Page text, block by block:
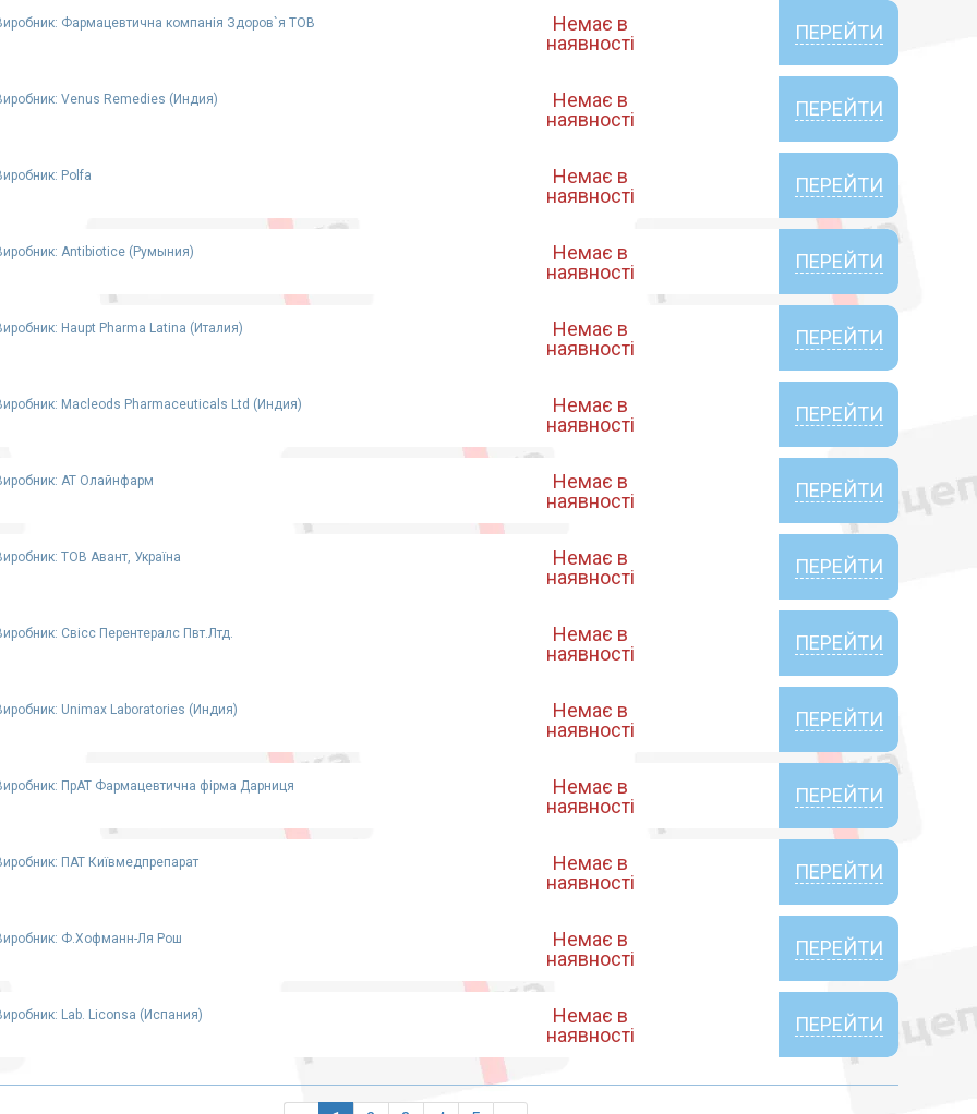
Фармацевтична компанія Здоров`я ТОВ
Немає в
наявності
ПЕРЕЙТИ
Venus Remedies (Индия)
Немає в
наявності
ПЕРЕЙТИ
Polfa
Немає в
наявності
ПЕРЕЙТИ
Antibiotice (Румыния)
Немає в
наявності
ПЕРЕЙТИ
Haupt Pharma Latina (Италия)
Немає в
наявності
ПЕРЕЙТИ
Macleods Pharmaceuticals Ltd (Индия)
Немає в
наявності
ПЕРЕЙТИ
АТ Олайнфарм
Немає в
наявності
ПЕРЕЙТИ
ТОВ Авант, Україна
Немає в
наявності
ПЕРЕЙТИ
Свісс Перентералс Пвт.Лтд.
Немає в
наявності
ПЕРЕЙТИ
Unimax Laboratories (Индия)
Немає в
наявності
ПЕРЕЙТИ
ПрАТ Фармацевтична фірма Дарниця
Немає в
наявності
ПЕРЕЙТИ
ПАТ Київмедпрепарат
Немає в
наявності
ПЕРЕЙТИ
Ф.Хофманн-Ля Рош
Немає в
наявності
ПЕРЕЙТИ
Lab. Liconsa (Испания)
Немає в
наявності
ПЕРЕЙТИ